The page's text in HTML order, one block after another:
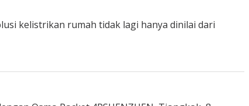
kelistrikan rumah tidak lagi hanya dinilai dari